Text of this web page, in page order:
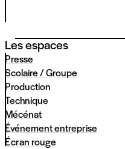
Les espaces
Presse
Scolaire / Groupe
Production
Technique
Mécénat
Événement entreprise
Écran rouge